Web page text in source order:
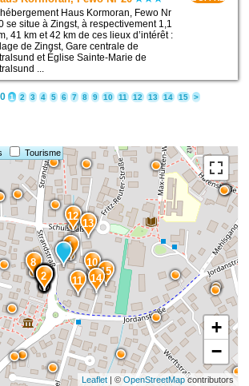
Haus Kormoran, Fewo Nr
se situe à Zingst, à respectivement 1,1
41 km et 42 km de ces lieux d’intérêt :
de Zingst, Gare centrale de
et Église Sainte-Marie de
...
1 2 3 4 5 6 7 8 9 10 11 12 13 14 15 >
Tourisme
15
14
13
12
11
10
9
8
7
6
5
4
3
2
1
+
−
Leaflet| © OpenStreetMapcontributors